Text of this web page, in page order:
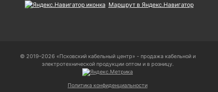
Маршрут в Яндекс.Навигатор
© 2019–2026 «Псковский кабельный центр» - продажа кабельной и
электротехнической продукции оптом и в розницу.
Политика конфиденциальности